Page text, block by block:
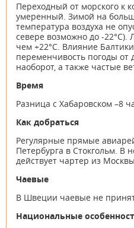
Переходный от морского к
умеренный. Зимой на
температура воздуха не
севере возможно до -22°C).
чем +22°C. Влияние
переменчивость погоды от
наоборот, а также частые
Время
Разница с Хабаровском –8
Как добраться
Регулярные прямые
Петербурга в Стокгольм. В
действует чартер из
Чаевые
В Швеции чаевые не
Национальные